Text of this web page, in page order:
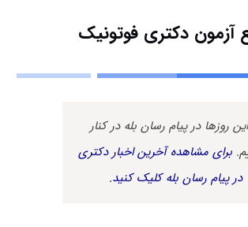
آزمون دکتری فوتونیک
روزها در پیام رسان بله در کنار
برای مشاهده آخرین اخبار دکتری
در پیام رسان بله کلیک کنید.